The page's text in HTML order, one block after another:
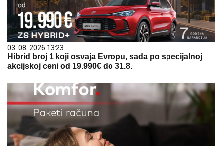
03. 08. 2026 13:23
Hibrid broj 1 koji osvaja Evropu, sada po specijalnoj
akcijskoj ceni od 19.990€ do 31.8.